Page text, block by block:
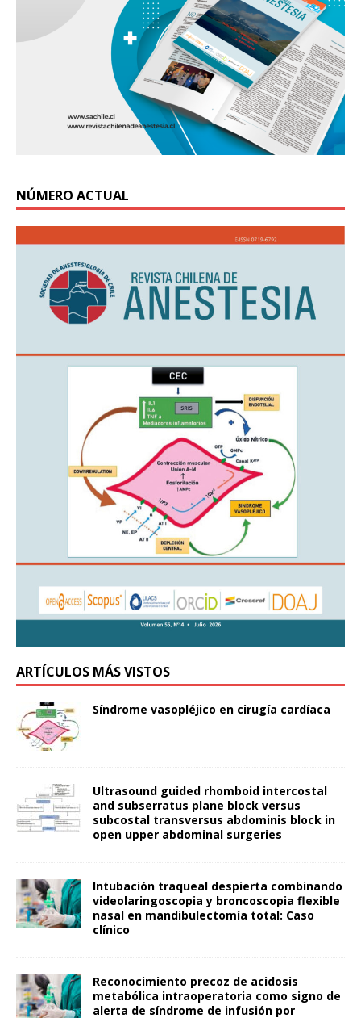
NÚMERO ACTUAL
ARTÍCULOS MÁS VISTOS
Síndrome vasopléjico en cirugía cardíaca
Ultrasound guided rhomboid intercostal
and subserratus plane block versus
subcostal transversus abdominis block in
open upper abdominal surgeries
Intubación traqueal despierta combinando
videolaringoscopia y broncoscopia flexible
nasal en mandibulectomía total: Caso
clínico
Reconocimiento precoz de acidosis
metabólica intraoperatoria como signo de
alerta de síndrome de infusión por